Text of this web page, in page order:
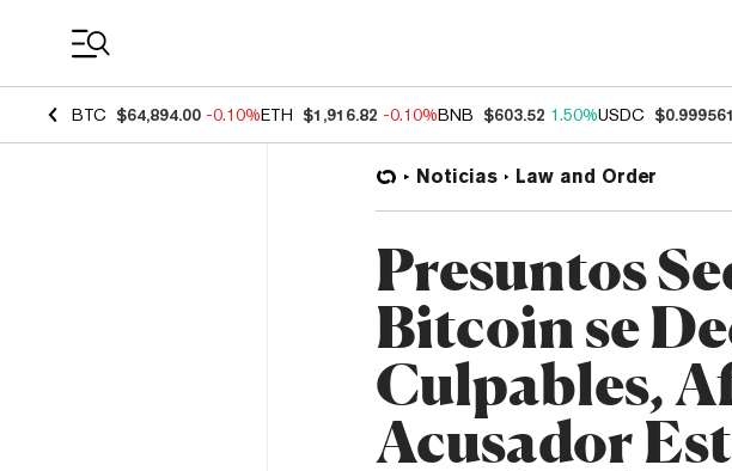
BTC $64,894.00 -0.10%ETH $1,916.82 -0.10%BNB $603.52 1.50%USDC $0.999561
Noticias Law and Order
Presuntos
Bitcoin se
Culpables,
Acusador